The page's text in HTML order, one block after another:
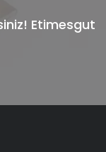
Etimesgut